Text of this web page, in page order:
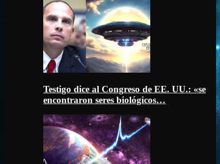
Testigo dice al Congreso de EE. UU.: «se
encontraron seres biológicos…